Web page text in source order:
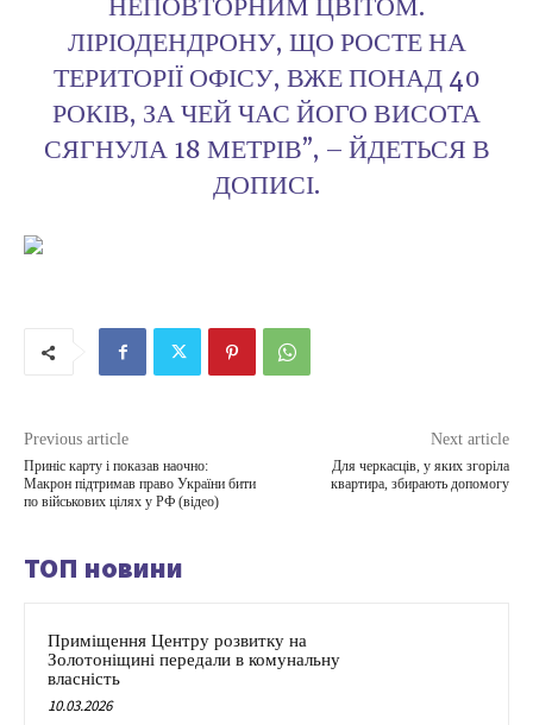
НЕПОВТОРНИМ ЦВІТОМ.
ЛІРІОДЕНДРОНУ, ЩО РОСТЕ НА
ТЕРИТОРІЇ ОФІСУ, ВЖЕ ПОНАД 40
РОКІВ, ЗА ЧЕЙ ЧАС ЙОГО ВИСОТА
СЯГНУЛА 18 МЕТРІВ”, – ЙДЕТЬСЯ В
ДОПИСІ.
Previous article
Приніс карту і показав наочно:
Макрон підтримав право України бити
по військових цілях у РФ (відео)
Next article
Для черкасців, у яких згоріла
квартира, збирають допомогу
ТОП новини
Приміщення Центру розвитку на
Золотоніщині передали в комунальну
власність
10.03.2026